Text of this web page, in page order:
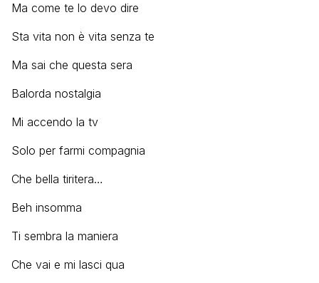
Ma come te lo devo dire
Sta vita non è vita senza te
Ma sai che questa sera
Balorda nostalgia
Mi accendo la tv
Solo per farmi compagnia
Che bella tiritera…
Beh insomma
Ti sembra la maniera
Che vai e mi lasci qua